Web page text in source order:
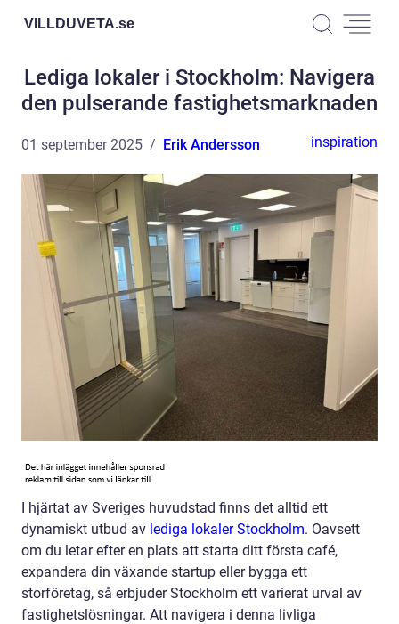
VILLDUVETA.se
Lediga lokaler i Stockholm: Navigera
den pulserande fastighetsmarknaden
01 september 2025 Erik Andersson inspiration
I hjärtat av Sveriges huvudstad finns det alltid ett
dynamiskt utbud av lediga lokaler Stockholm. Oavsett
om du letar efter en plats att starta ditt första café,
expandera din växande startup eller bygga ett
storföretag, så erbjuder Stockholm ett varierat urval av
fastighetslösningar. Att navigera i denna livliga